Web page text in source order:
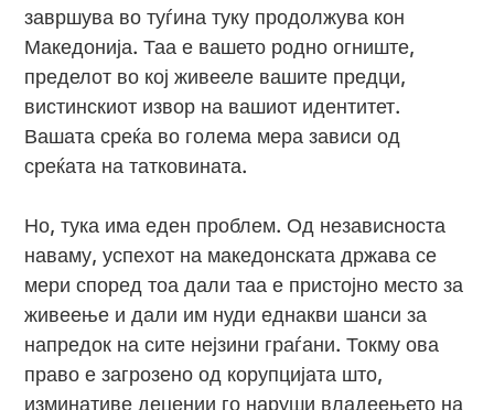
завршува во туѓина туку продолжува кон
Македонија. Таа е вашето родно огниште,
пределот во кој живееле вашите предци,
вистинскиот извор на вашиот идентитет.
Вашата среќа во голема мера зависи од
среќата на татковината.
Но, тука има еден проблем. Од независноста
наваму, успехот на македонската држава се
мери според тоа дали таа е пристојно место за
живеење и дали им нуди еднакви шанси за
напредок на сите нејзини граѓани. Токму ова
право е загрозено од корупцијата што,
изминативе децении го наруши владеењето на